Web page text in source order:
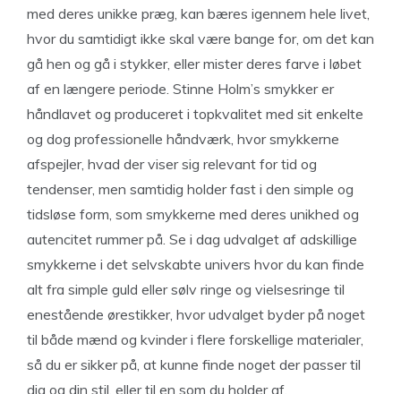
med deres unikke præg, kan bæres igennem hele livet,
hvor du samtidigt ikke skal være bange for, om det kan
gå hen og gå i stykker, eller mister deres farve i løbet
af en længere periode. Stinne Holm’s smykker er
håndlavet og produceret i topkvalitet med sit enkelte
og dog professionelle håndværk, hvor smykkerne
afspejler, hvad der viser sig relevant for tid og
tendenser, men samtidig holder fast i den simple og
tidsløse form, som smykkerne med deres unikhed og
autencitet rummer på. Se i dag udvalget af adskillige
smykkerne i det selvskabte univers hvor du kan finde
alt fra simple guld eller sølv ringe og vielsesringe til
enestående ørestikker, hvor udvalget byder på noget
til både mænd og kvinder i flere forskellige materialer,
så du er sikker på, at kunne finde noget der passer til
dig og din stil, eller til en som du holder af.